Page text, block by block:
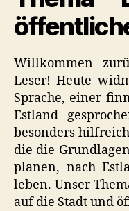
Willkommen
Leser! Heute
Sprache, einer
Estland
besonders
die die
planen, nach
leben. Unser
auf die Stadt und